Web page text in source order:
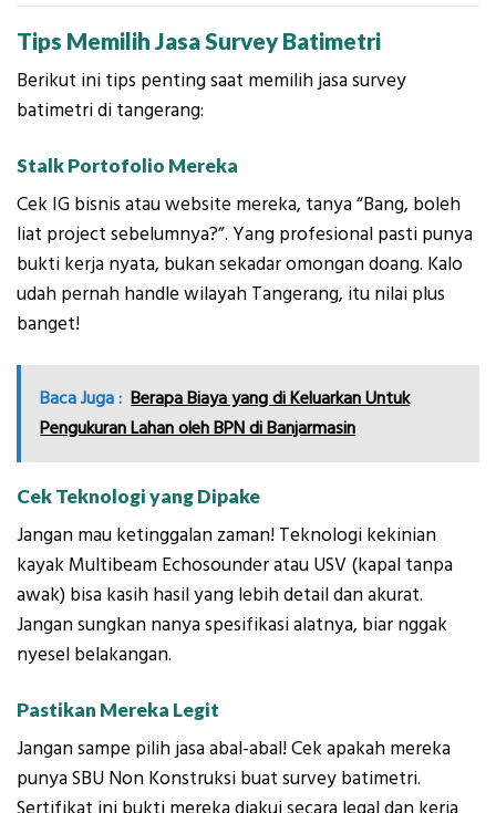
Tips Memilih Jasa Survey Batimetri
Berikut ini tips penting saat memilih jasa survey
batimetri di tangerang:
Stalk Portofolio Mereka
Cek IG bisnis atau website mereka, tanya “Bang, boleh
liat project sebelumnya?”. Yang profesional pasti punya
bukti kerja nyata, bukan sekadar omongan doang. Kalo
udah pernah handle wilayah Tangerang, itu nilai plus
banget!
Baca Juga : Berapa Biaya yang di Keluarkan Untuk
Pengukuran Lahan oleh BPN di Banjarmasin
Cek Teknologi yang Dipake
Jangan mau ketinggalan zaman! Teknologi kekinian
kayak Multibeam Echosounder atau USV (kapal tanpa
awak) bisa kasih hasil yang lebih detail dan akurat.
Jangan sungkan nanya spesifikasi alatnya, biar nggak
nyesel belakangan.
Pastikan Mereka Legit
Jangan sampe pilih jasa abal-abal! Cek apakah mereka
punya SBU Non Konstruksi buat survey batimetri.